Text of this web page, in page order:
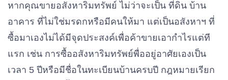
หากคุณขายอสังหาริมทรัพย์ ไม่ว่าจะเป็น ที่ดิน บ้าน
อาคาร ที่ไม่ใช่มรดกหรือมีคนให้มา แต่เป็นอสังหาฯ ที่
ซื้อมาเองไม่ได้มีจุดประสงค์เพื่อค้าขายเอากำไรแต่ที
แรก เช่น การซื้ออสังหาริมทรัพย์พื่ออยู่อาศัยเองเป็น
เวลา 5 ปีหรือมีชื่อในทะเบียนบ้านครบปี กฎหมายเรียก